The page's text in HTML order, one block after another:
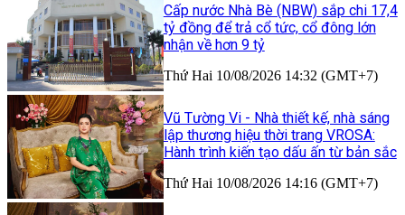
Cấp nước Nhà Bè (NBW) sắp chi 17,4
tỷ đồng để trả cổ tức, cổ đông lớn
nhận về hơn 9 tỷ
Thứ Hai 10/08/2026 14:32 (GMT+7)
Vũ Tường Vi - Nhà thiết kế, nhà sáng
lập thương hiệu thời trang VROSA:
Hành trình kiến tạo dấu ấn từ bản sắc
Thứ Hai 10/08/2026 14:16 (GMT+7)